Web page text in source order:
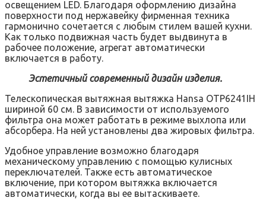
освещением LED. Благодаря оформлению дизайна
поверхности под нержавейку фирменная техника
гармонично сочетается с любым стилем вашей кухни.
Как только подвижная часть будет выдвинута в
рабочее положение, агрегат автоматически
включается в работу.
Эстетичный современный дизайн изделия.
Телескопическая вытяжная вытяжка Hansa OTP6241IH
шириной 60 см. В зависимости от используемого
фильтра она может работать в режиме выхлопа или
абсорбера. На ней установлены два жировых фильтра.
Удобное управление возможно благодаря
механическому управлению с помощью кулисных
переключателей. Также есть автоматическое
включение, при котором вытяжка включается
автоматически, когда вы ее вытаскиваете.